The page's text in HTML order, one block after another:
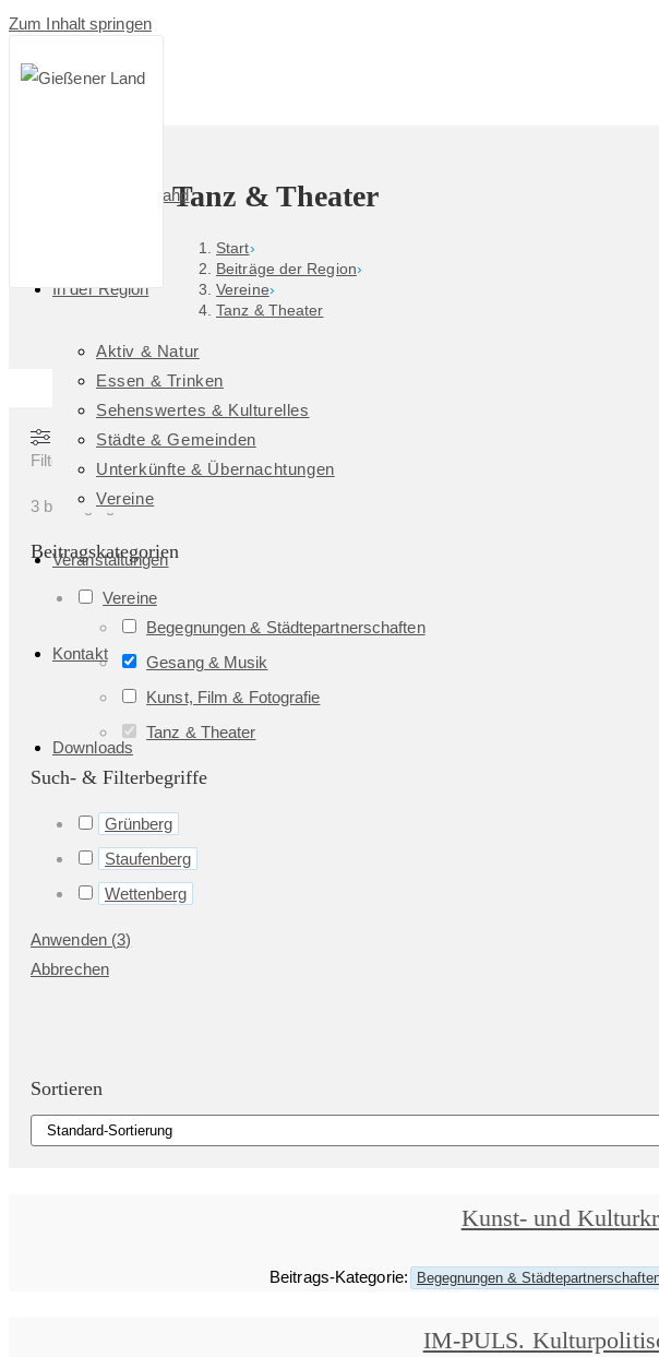
Zum Inhalt springen
Das GießenerLand
In der Region
Aktiv & Natur
Essen & Trinken
Sehenswertes & Kulturelles
Städte & Gemeinden
Unterkünfte & Übernachtungen
Vereine
Veranstaltungen
Kontakt
Downloads
Tanz & Theater
Start›
Beiträge der Region›
Vereine›
Tanz & Theater
Filter
3 beiträge gefunden
Beitragskategorien
Vereine
Begegnungen & Städtepartnerschaften
Gesang & Musik
Kunst, Film & Fotografie
Tanz & Theater
Such- & Filterbegriffe
Grünberg
Staufenberg
Wettenberg
Anwenden (3)
Abbrechen
Sortieren
Kunst- und
Beitrags-Kategorie: Begegnungen &
IM-PULS.